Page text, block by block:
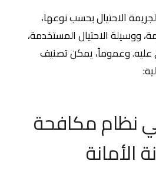
الاحتيال بحسب نوعها،
ووسيلة الاحتيال المستخدمة،
وعموماً، يمكن تصنيف
نظام مكافحة
الأمانة